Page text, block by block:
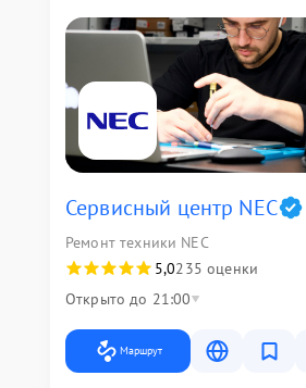
Сервисный центр NEC
Ремонт техники NEC
5,0235 оценки
Открыто до 21:00
Маршрут